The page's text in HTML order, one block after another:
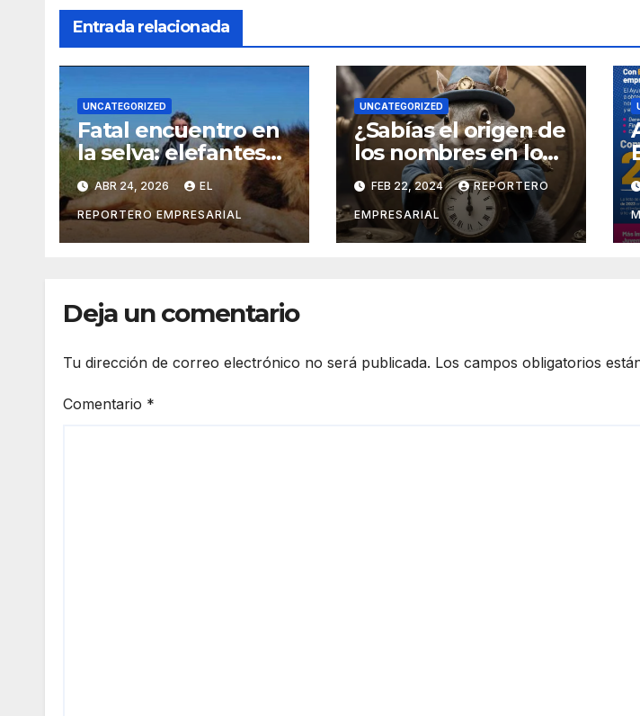
Entrada relacionada
UNCATEGORIZED
Fatal encuentro en
la selva: elefantes
matan a cazador de
75 años
ABR 24, 2026 EL
REPORTERO EMPRESARIAL
UNCATEGORIZED
¿Sabías el origen de
los nombres en los
meses del
calendario?
FEB 22, 2024 REPORTERO
EMPRESARIAL
Deja un comentario
Tu dirección de correo electrónico no será publicada. Los campos obligatorios
Comentario *